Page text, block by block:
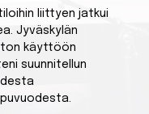
liittyen jatkui
Jyväskylän
käyttöön
suunnitellun